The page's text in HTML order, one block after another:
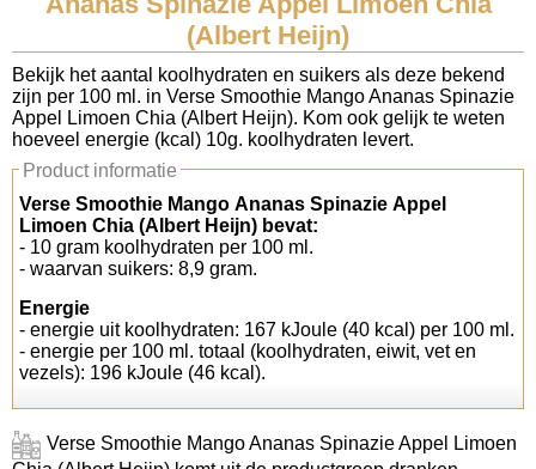
Koolhydraten tellen
Links
(Albert Heijn)
Bekijk het aantal koolhydraten en suikers als deze bekend
zijn per 100 ml. in Verse Smoothie Mango Ananas Spinazie
Appel Limoen Chia (Albert Heijn). Kom ook gelijk te weten
hoeveel energie (kcal) 10g. koolhydraten levert.
Product informatie
Verse Smoothie Mango Ananas Spinazie Appel
Limoen Chia (Albert Heijn) bevat:
- 10 gram koolhydraten per 100 ml.
- waarvan suikers: 8,9 gram.
Energie
- energie uit koolhydraten: 167 kJoule (40 kcal) per 100 ml.
- energie per 100 ml. totaal (koolhydraten, eiwit, vet en
vezels): 196 kJoule (46 kcal).
Verse Smoothie Mango Ananas Spinazie Appel Limoen